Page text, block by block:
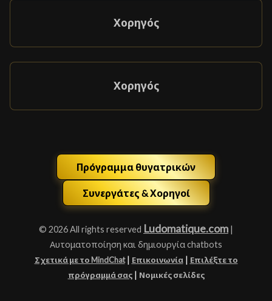
Χορηγός
Χορηγός
Πρόγραμμα θυγατρικών
Συνεργάτες & Χορηγοί
© 2026 All rights reserved Ludomatique.com |
Αυτοματοποίηση και δημιουργία chatbots
Σχετικά με το MindChat | Επικοινωνία | Επιλέξτε το
πρόγραμμά σας | Νομικές σελίδες